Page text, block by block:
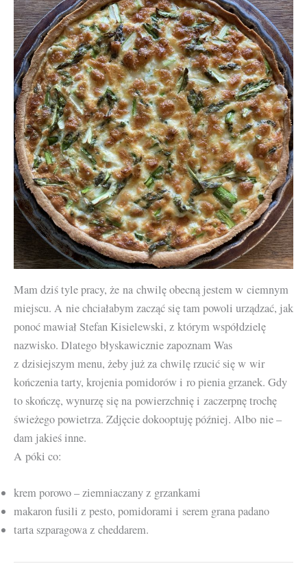
Mam dziś tyle pracy, że na chwilę obecną jestem w ciemnym
miejscu. A nie chciałabym zacząć się tam powoli urządzać, jak
ponoć mawiał Stefan Kisielewski, z którym współdzielę
nazwisko. Dlatego błyskawicznie zapoznam Was
z dzisiejszym menu, żeby już za chwilę rzucić się w wir
kończenia tarty, krojenia pomidorów i ro pienia grzanek. Gdy
to skończę, wynurzę się na powierzchnię i zaczerpnę trochę
świeżego powietrza. Zdjęcie dokooptuję później. Albo nie –
dam jakieś inne.
A póki co:
krem porowo – ziemniaczany z grzankami
makaron fusili z pesto, pomidorami i serem grana padano
tarta szparagowa z cheddarem.